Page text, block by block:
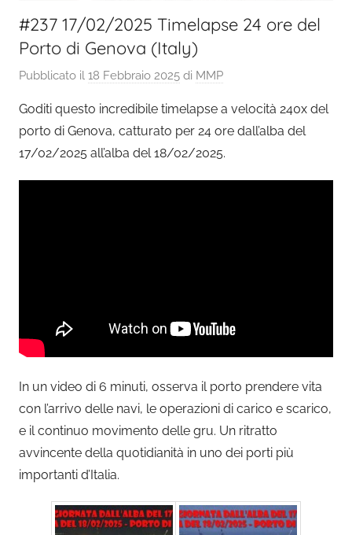
#237 17/02/2025 Timelapse 24 ore del
Porto di Genova (Italy)
Pubblicato il 18 Febbraio 2025 di MMP
Goditi questo incredibile timelapse a velocità 240x del
porto di Genova, catturato per 24 ore dall’alba del
17/02/2025 all’alba del 18/02/2025.
In un video di 6 minuti, osserva il porto prendere vita
con l’arrivo delle navi, le operazioni di carico e scarico,
e il continuo movimento delle gru. Un ritratto
avvincente della quotidianità in uno dei porti più
importanti d’Italia.